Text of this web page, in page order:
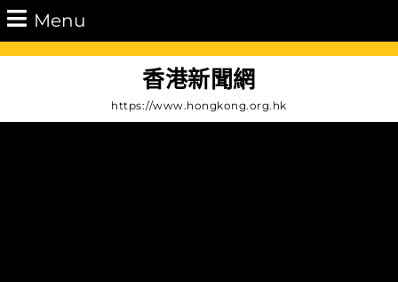
Skip
to
content
Menu
香港新聞網
https://www.hongkong.org.hk